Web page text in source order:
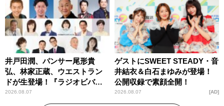
井戸田潤、パンサー尾形貴
弘、林家正蔵、ウエストラン
ドが生登場！『ラジオビバリ
ー昼ズ』
2026.08.07
ゲストにSWEET STEADY・音
井結衣＆白石まゆみが登場！
公開収録で素顔全開！
2026.08.07 AD